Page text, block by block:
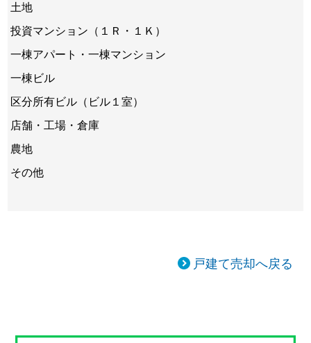
土地
投資マンション（１Ｒ・１Ｋ）
一棟アパート・一棟マンション
一棟ビル
区分所有ビル（ビル１室）
店舗・工場・倉庫
農地
その他
戸建て売却へ戻る